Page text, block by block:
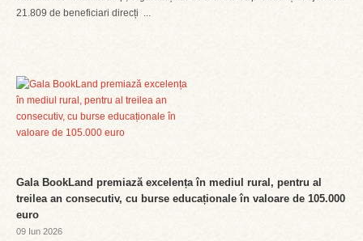
21.809 de beneficiari direcți ...
Gala BookLand premiază excelența în mediul rural, pentru al
treilea an consecutiv, cu burse educaționale în valoare de 105.000
euro
09 Iun 2026